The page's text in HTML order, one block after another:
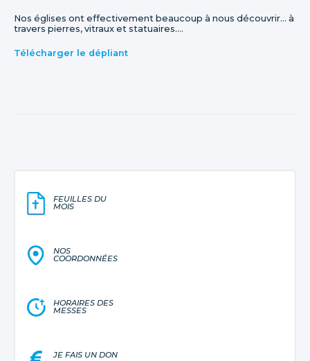
Nos églises ont effectivement beaucoup à nous découvrir... à
travers pierres, vitraux et statuaires....
Télécharger le dépliant
FEUILLES DU
MOIS
NOS
COORDONNÉES
HORAIRES DES
MESSES
JE FAIS UN DON